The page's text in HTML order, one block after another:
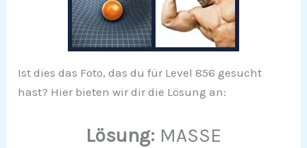
Ist dies das Foto, das du für Level 856 gesucht
hast? Hier bieten wir dir die Lösung an:
Lösung: MASSE